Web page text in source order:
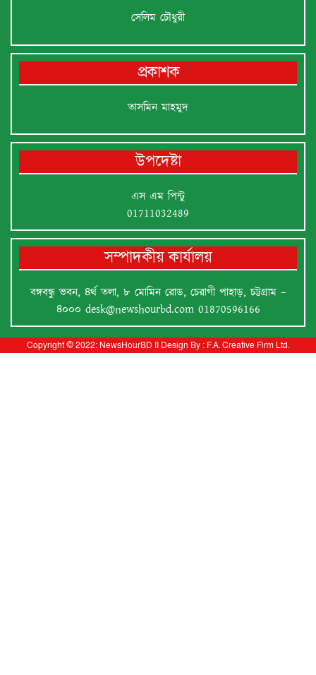
সেলিম চৌধুরী
প্রকাশক
তাসমিন মাহমুদ
উপদেষ্টা
এস এম পিন্টু
01711032489
সম্পাদকীয় কার্যালয়
বঙ্গবন্ধু ভবন, ৪র্থ তলা, ৮ মোমিন রোড, চেরাগী পাহাড়, চট্টগ্রাম –
৪০০০ desk@newshourbd.com01870596166
Copyright © 2022: NewsHourBD II Design By : F.A. Creative Firm Ltd.